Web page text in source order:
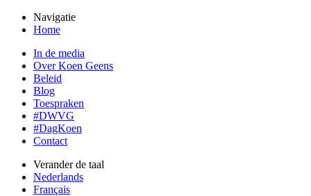
Navigatie
Home
In de media
Over Koen Geens
Beleid
Blog
Toespraken
#DWVG
#DagKoen
Contact
Verander de taal
Nederlands
Français